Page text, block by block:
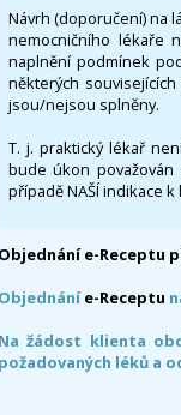
Návrh (doporučení) na
nemocničního lékaře
naplnění podmínek
některých
jsou/nejsou splněny.
T. j. praktický lékař
bude úkon
případě NAŠÍ indikace
Objednání e-Receptu
Objednáníe-Receptu
Na žádost klienta
požadovaných léků a